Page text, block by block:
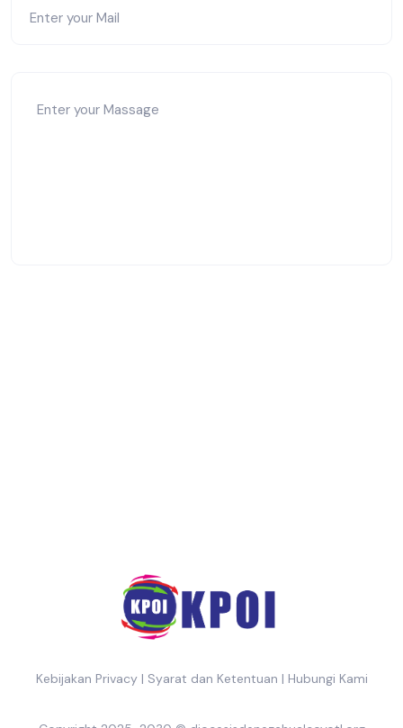
Kebijakan Privacy| Syarat dan Ketentuan | Hubungi Kami